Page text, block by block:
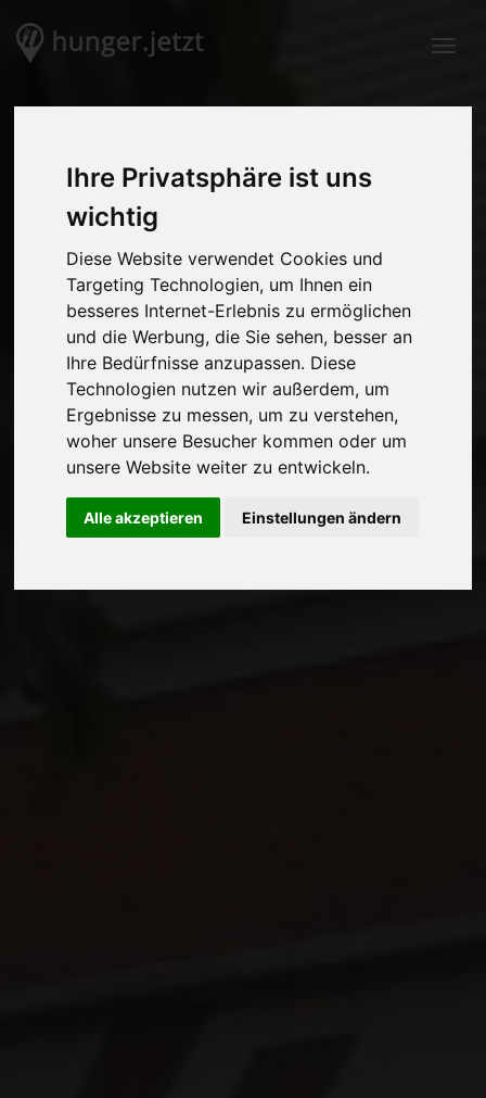
Ihre Privatsphäre ist uns
wichtig
Diese Website verwendet Cookies und
Targeting Technologien, um Ihnen ein
besseres Internet-Erlebnis zu ermöglichen
und die Werbung, die Sie sehen, besser an
Ihre Bedürfnisse anzupassen. Diese
Technologien nutzen wir außerdem, um
Ergebnisse zu messen, um zu verstehen,
woher unsere Besucher kommen oder um
unsere Website weiter zu entwickeln.
Alle akzeptieren Einstellungen ändern